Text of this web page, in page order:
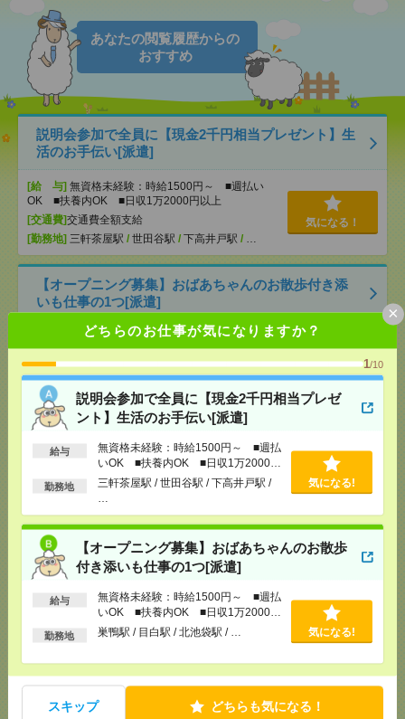
どちらのお仕事が気になりますか？
1/10
説明会参加で全員に【現金2千円相当プレゼ
ント】生活のお手伝い[派遣]
給与
無資格未経験：時給1500円～ ■週払
いOK ■扶養内OK ■日収1万2000円
以上
勤務地
三軒茶屋駅 / 世田谷駅 / 下高井戸駅 /
気になる!
【オープニング募集】おばあちゃんのお散歩
付き添いも仕事の1つ[派遣]
給与
無資格未経験：時給1500円～ ■週払
いOK ■扶養内OK ■日収1万2000円
以上
勤務地 巣鴨駅 / 目白駅 / 北池袋駅 / … 気になる!
スキップ どちらも気になる！
×
あなたの閲覧履歴からの
おすすめ
説明会参加で全員に【現金2千円相当プレゼント】生
活のお手伝い[派遣]
[給 与] 無資格未経験：時給1500円～ ■週払い
OK ■扶養内OK ■日収1万2000円以上
[交通費]交通費全額支給
[勤務地] 三軒茶屋駅 / 世田谷駅 / 下高井戸駅 / …
気になる！
【オープニング募集】おばあちゃんのお散歩付き添
いも仕事の1つ[派遣]
無資格未経験：時給1500円～ ■週払い
OK ■扶養内OK ■日収1万2000円以上
[交通費]交通費全額支給
[勤務地]
巣鴨駅 /目白駅 北池袋駅 …
気になる！
1800円＊＜12月まで＞50代以上も活躍中！健康診断
データ入力・集計など[派遣]
[給 与]時給1800円～1850円
全額支給
[勤務地]新御茶ノ水駅から徒歩2分/御茶ノ水駅か
ら徒歩2分
気になる！
【在宅勤務OK】時給3000円！10～16時＊残業ほぼな
し▼新日本橋で一般事務[派遣]
[給 与]時給3000円 月収例 30万円 時給3000円×
りません。※給与即受取りサービス利用可（利用条
件有）
[交通費]1ヶ月3万円を上限として実費支給
気になる！